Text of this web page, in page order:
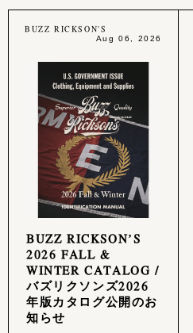
BUZZ RICKSON'S
Aug 06, 2026
BUZZ RICKSON’S
2026 FALL &
WINTER CATALOG /
バズリクソンズ2026
年版カタログ公開のお
知らせ